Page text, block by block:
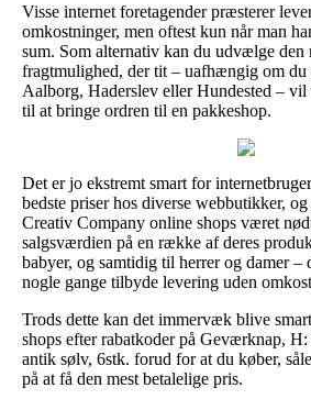
Visse internet foretagender præsterer
omkostninger, men oftest kun når man
sum. Som alternativ kan du udvælge den
fragtmulighed, der tit – uafhængig om du
Aalborg, Haderslev eller Hundested –
til at bringe ordren til en pakkeshop.
Det er jo ekstremt smart for
bedste priser hos diverse webbutikker,
Creativ Company online shops været
salgsværdien på en række af deres
babyer, og samtidig til herrer og damer –
nogle gange tilbyde levering uden
Trods dette kan det immervæk blive
shops efter rabatkoder på Geværknap,
antik sølv, 6stk. forud for at du køber,
på at få den mest betalelige pris.